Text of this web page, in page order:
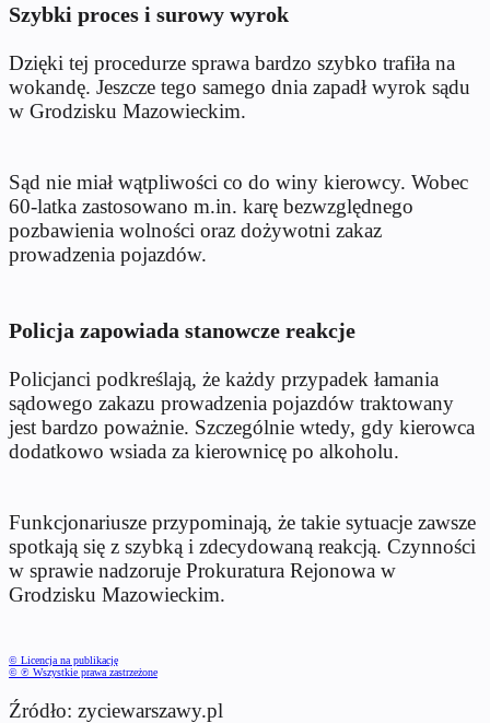
Szybki proces i surowy wyrok
Dzięki tej procedurze sprawa bardzo szybko trafiła na
wokandę. Jeszcze tego samego dnia zapadł wyrok sądu
w Grodzisku Mazowieckim.
Sąd nie miał wątpliwości co do winy kierowcy. Wobec
60-latka zastosowano m.in. karę bezwzględnego
pozbawienia wolności oraz dożywotni zakaz
prowadzenia pojazdów.
Policja zapowiada stanowcze reakcje
Policjanci podkreślają, że każdy przypadek łamania
sądowego zakazu prowadzenia pojazdów traktowany
jest bardzo poważnie. Szczególnie wtedy, gdy kierowca
dodatkowo wsiada za kierownicę po alkoholu.
Funkcjonariusze przypominają, że takie sytuacje zawsze
spotkają się z szybką i zdecydowaną reakcją. Czynności
w sprawie nadzoruje Prokuratura Rejonowa w
Grodzisku Mazowieckim.
© Licencja na publikację
© ℗ Wszystkie prawa zastrzeżone
Źródło: zyciewarszawy.pl